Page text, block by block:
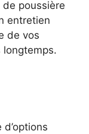
de poussière
entretien
de vos
longtemps.